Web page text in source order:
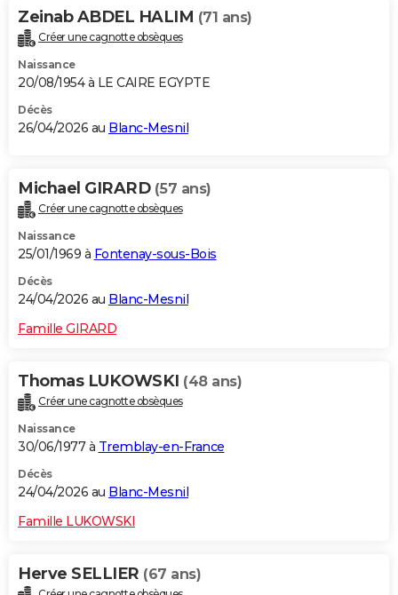
Zeinab ABDEL HALIM (71 ans)
Créer une cagnotte obsèques
Naissance
20/08/1954 à LE CAIRE EGYPTE
Décès
26/04/2026 au Blanc-Mesnil
Michael GIRARD (57 ans)
Créer une cagnotte obsèques
Naissance
25/01/1969 à Fontenay-sous-Bois
Décès
24/04/2026 au Blanc-Mesnil
Famille GIRARD
Thomas LUKOWSKI (48 ans)
Créer une cagnotte obsèques
Naissance
30/06/1977 à Tremblay-en-France
Décès
24/04/2026 au Blanc-Mesnil
Famille LUKOWSKI
Herve SELLIER (67 ans)